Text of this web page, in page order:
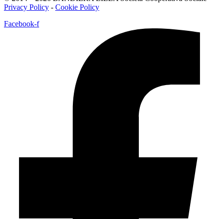
Privacy Policy - Cookie Policy
Facebook-f